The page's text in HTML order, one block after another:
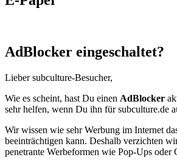
AdBlocker eingeschaltet?
Lieber subculture-Besucher,
Wie es scheint, hast Du einen AdBlocker
sehr helfen, wenn Du ihn für subculture.de
Wir wissen wie sehr Werbung im Internet
beeinträchtigen kann. Deshalb verzichten
penetrante Werbeformen wie Pop-Ups oder